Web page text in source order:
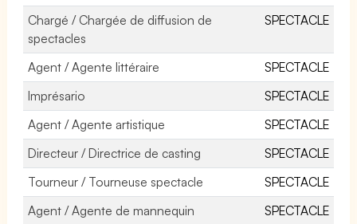
Chargé / Chargée de diffusion de
spectacles
SPECTACLE
Agent / Agente littéraire
SPECTACLE
Imprésario
SPECTACLE
Agent / Agente artistique
SPECTACLE
Directeur / Directrice de casting
SPECTACLE
Tourneur / Tourneuse spectacle
SPECTACLE
Agent / Agente de mannequin
SPECTACLE